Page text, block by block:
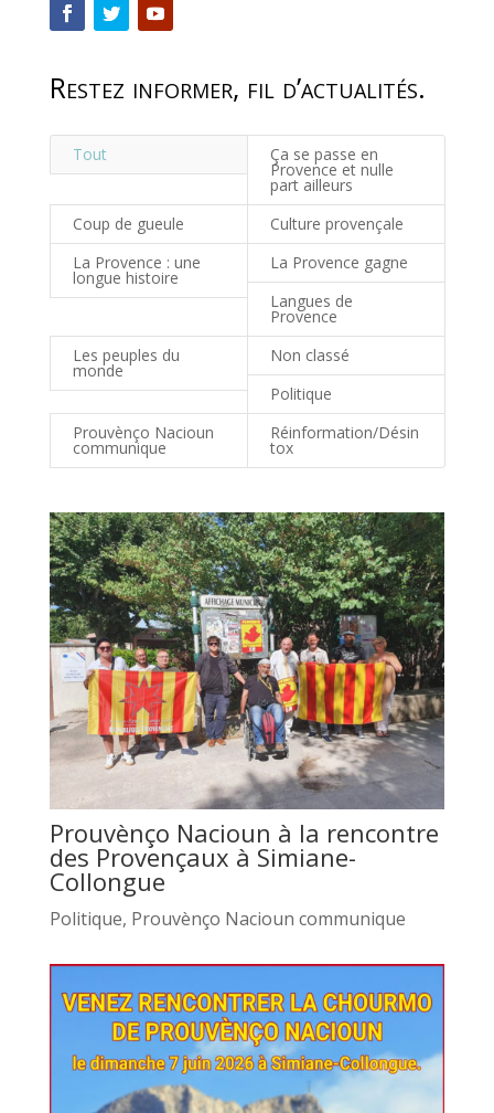
Restez informer, fil d’actualités.
Tout Ça se passe en
Provence et nulle
part ailleurs
Coup de gueule
Culture provençale
La Provence : une
longue histoire
La Provence gagne
Langues de
Provence
Les peuples du
monde
Non classé
Politique
Prouvènço Nacioun
communique
Réinformation/Désin
tox
Prouvènço Nacioun à la rencontre
des Provençaux à Simiane-
Collongue
Politique, Prouvènço Nacioun communique